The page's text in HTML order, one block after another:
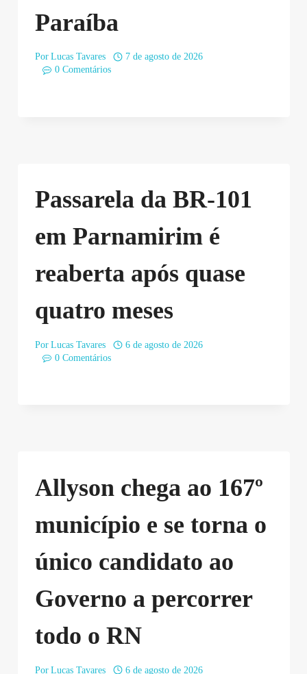
Paraíba
Por Lucas Tavares
7 de agosto de 2026
0 Comentários
Passarela da BR-101
em Parnamirim é
reaberta após quase
quatro meses
Por Lucas Tavares
6 de agosto de 2026
0 Comentários
Allyson chega ao 167º
município e se torna o
único candidato ao
Governo a percorrer
todo o RN
Por Lucas Tavares 6 de agosto de 2026